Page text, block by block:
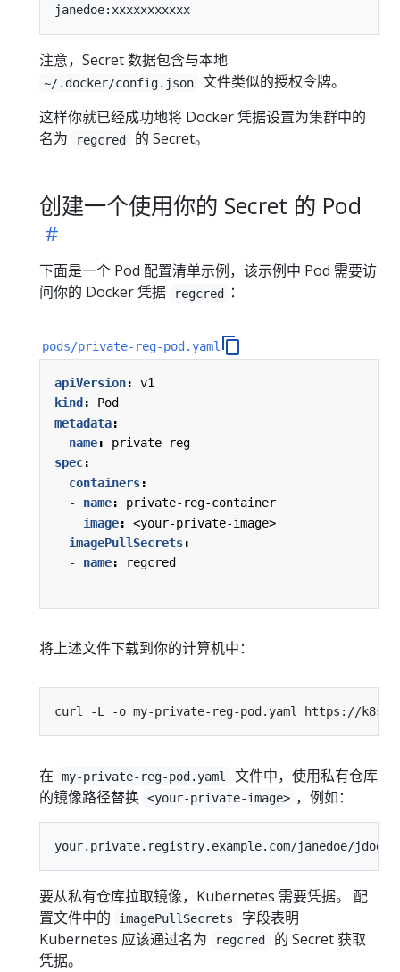
注意，Secret 数据包含与本地
~/.docker/config.json
文件类似的授权令牌。
这样你就已经成功地将 Docker 凭据设置为集群中的
名为
regcred 的 Secret。
创建一个使用你的 Secret 的 Pod
下面是一个 Pod 配置清单示例，该示例中 Pod 需要访
问你的 Docker 凭据
regcred ：
pods/private-reg-pod.yaml
apiVersion:
v1
kind :
Pod
metadata:
name:
private-reg
spec:
containers:
- name:
private-reg-container
image:
<your-private-image>
imagePullSecrets:
- name: regcred
将上述文件下载到你的计算机中：
在 my-private-reg-pod.yaml
文件中，使用私有仓库
的镜像路径替换 <your-private-image> ，例如：
要从私有仓库拉取镜像，Kubernetes 需要凭据。 配
置文件中的
imagePullSecrets
字段表明
Kubernetes 应该通过名为
regcred
的 Secret 获取
凭据。